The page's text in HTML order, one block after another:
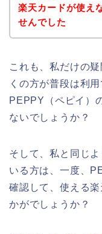
楽天カードが使え
せんでした
これも、私だけの
くの方が普段は利
PEPPY（ペピイ）
ないでしょうか？
そして、私と同じ
いる方は、一度、
確認して、使える
かがでしょうか？